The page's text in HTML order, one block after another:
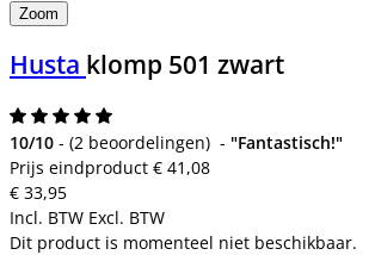
Zoom
Husta klomp 501 zwart
10/10 - (2 beoordelingen) - "Fantastisch!"
Prijs eindproduct € 41,08
€ 33,95
Incl. BTW Excl. BTW
Dit product is momenteel niet beschikbaar.